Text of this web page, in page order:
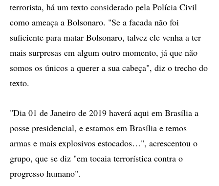
terrorista, há um texto considerado pela Polícia Civil
como ameaça a Bolsonaro. "Se a facada não foi
suficiente para matar Bolsonaro, talvez ele venha a ter
mais surpresas em algum outro momento, já que não
somos os únicos a querer a sua cabeça", diz o trecho do
texto.
"Dia 01 de Janeiro de 2019 haverá aqui em Brasília a
posse presidencial, e estamos em Brasília e temos
armas e mais explosivos estocados…", acrescentou o
grupo, que se diz "em tocaia terrorística contra o
progresso humano".